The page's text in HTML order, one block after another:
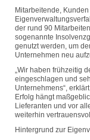
Mitarbeitende,
der rund 90
sogenannte
genutzt werden, um
Unternehmen neu
„Wir haben frühzeitig
eingeschlagen und
Unternehmens“,
Erfolg hängt
Lieferanten und vor
weiterhin
Hintergrund zur